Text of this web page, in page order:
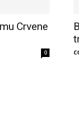
Crvene
0